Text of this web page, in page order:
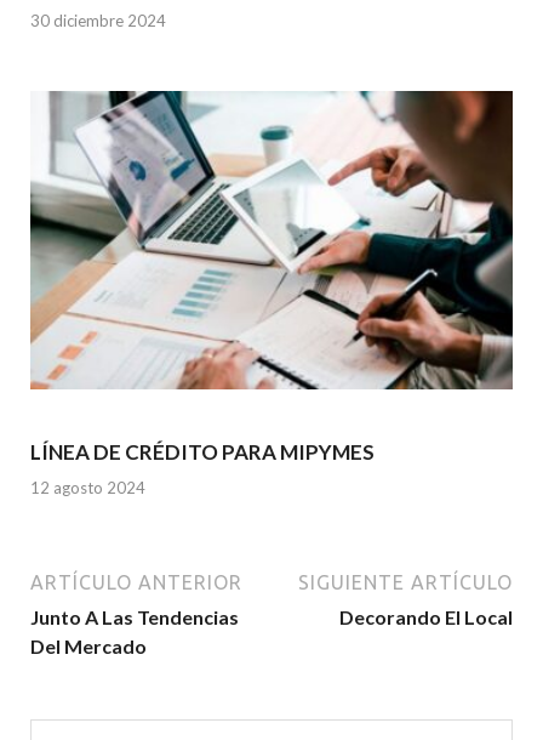
30 diciembre 2024
LÍNEA DE CRÉDITO PARA MIPYMES
12 agosto 2024
ARTÍCULO ANTERIOR
Junto A Las Tendencias
Del Mercado
SIGUIENTE ARTÍCULO
Decorando El Local